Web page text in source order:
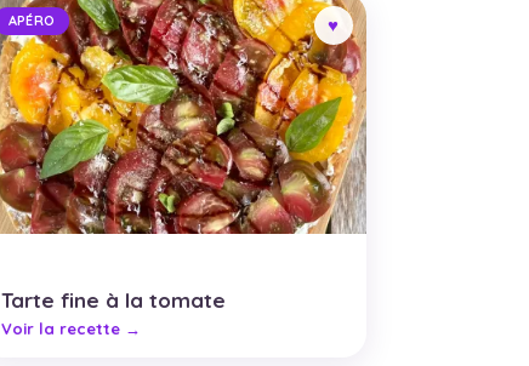
Tarte fine à la tomate
APÉRO